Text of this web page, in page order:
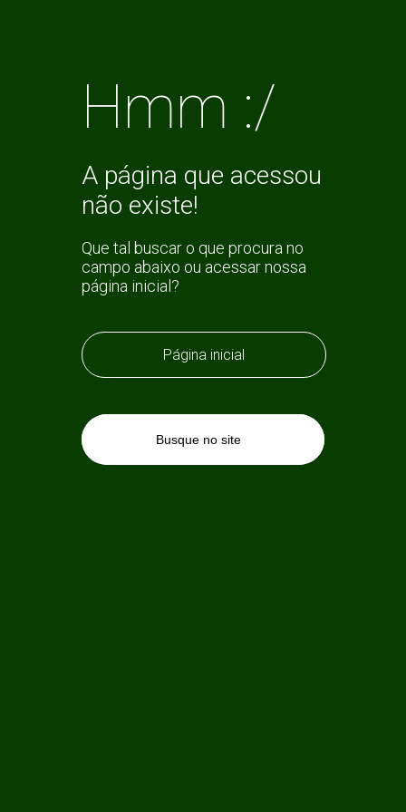
Hmm :/
A página que acessou
não existe!
Que tal buscar o que procura no
campo abaixo ou acessar nossa
página inicial?
Página inicial